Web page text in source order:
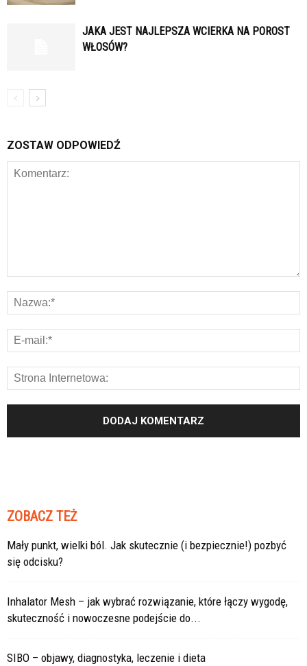
JAKA JEST NAJLEPSZA WCIERKA NA POROST
WŁOSÓW?
ZOSTAW ODPOWIEDŹ
ZOBACZ TEŻ
Mały punkt, wielki ból. Jak skutecznie (i bezpiecznie!) pozbyć
się odcisku?
Inhalator Mesh – jak wybrać rozwiązanie, które łączy wygodę,
skuteczność i nowoczesne podejście do...
SIBO – objawy, diagnostyka, leczenie i dieta